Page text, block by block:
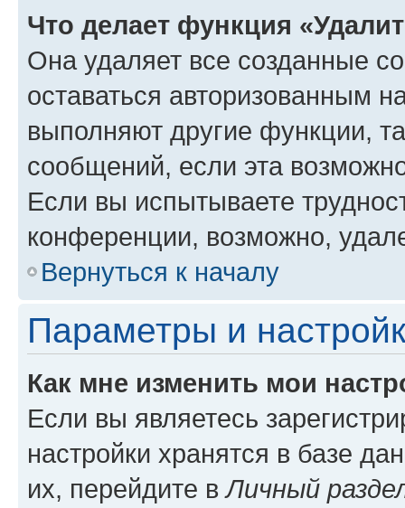
Что делает функция
Она удаляет все созданные
оставаться авторизованным
выполняют другие функции,
сообщений, если эта
Если вы испытываете
конференции, возможно,
Вернуться к началу
Параметры и
Как мне изменить мои
Если вы являетесь
настройки хранятся в базе
их, перейдите вЛичный